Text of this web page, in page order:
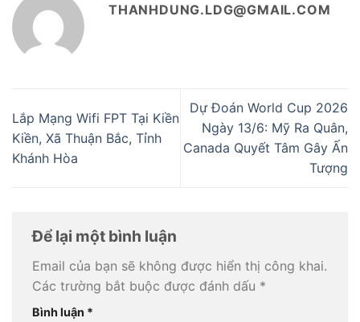
THANHDUNG.LDG@GMAIL.COM
Lắp Mạng Wifi FPT Tại Kiền
Kiền, Xã Thuận Bắc, Tỉnh
Khánh Hòa
Dự Đoán World Cup 2026
Ngày 13/6: Mỹ Ra Quân,
Canada Quyết Tâm Gây Ấn
Tượng
Để lại một bình luận
Email của bạn sẽ không được hiển thị công khai.
Các trường bắt buộc được đánh dấu *
Bình luận *